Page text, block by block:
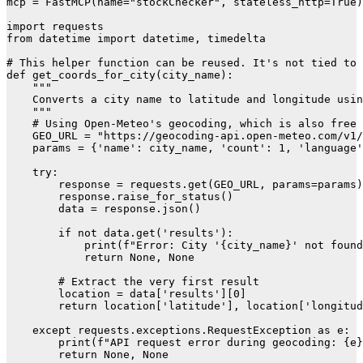
import requests
from datetime import datetime, timedelta
# This helper function can be reused. It's not tied to
def get_coords_for_city(city_name):
    """
Converts a city name to latitude and longitude
    """
# Using Open-Meteo's geocoding, which is also free
GEO_URL = "https://geocoding-api.open-meteo.com/
params = {'name': city_name, 'count': 1,
    try:
        response = requests.get(GEO_URL, params=params)
        response.raise_for_status()
        data = response.json()
        if not data.get('results'):
print(f"Error: City '{city_name}' not
            return None, None
        # Extract the very first result
        location = data['results'][0]
return location['latitude'],
    except requests.exceptions.RequestException as e:
print(f"API request error during geocoding:
        return None, None